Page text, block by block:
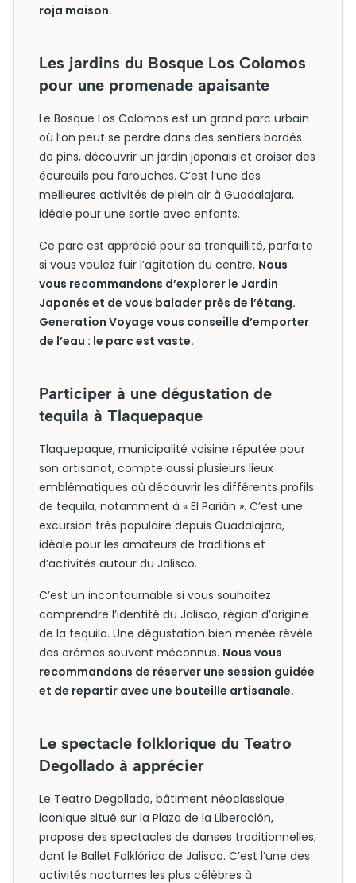
roja maison.
Les jardins du Bosque Los Colomos
pour une promenade apaisante
Le Bosque Los Colomos est un grand parc urbain
où l’on peut se perdre dans des sentiers bordés
de pins, découvrir un jardin japonais et croiser des
écureuils peu farouches. C’est l’une des
meilleures activités de plein air à Guadalajara,
idéale pour une sortie avec enfants.
Ce parc est apprécié pour sa tranquillité, parfaite
si vous voulez fuir l’agitation du centre. Nous
vous recommandons d’explorer le Jardin
Japonés et de vous balader près de l’étang.
Generation Voyage vous conseille d’emporter
de l’eau : le parc est vaste.
Participer à une dégustation de
tequila à Tlaquepaque
Tlaquepaque, municipalité voisine réputée pour
son artisanat, compte aussi plusieurs lieux
emblématiques où découvrir les différents profils
de tequila, notamment à « El Parián ». C’est une
excursion très populaire depuis Guadalajara,
idéale pour les amateurs de traditions et
d’activités autour du Jalisco.
C’est un incontournable si vous souhaitez
comprendre l’identité du Jalisco, région d’origine
de la tequila. Une dégustation bien menée révèle
des arômes souvent méconnus. Nous vous
recommandons de réserver une session guidée
et de repartir avec une bouteille artisanale.
Le spectacle folklorique du Teatro
Degollado à apprécier
Le Teatro Degollado, bâtiment néoclassique
iconique situé sur la Plaza de la Liberación,
propose des spectacles de danses traditionnelles,
dont le Ballet Folklórico de Jalisco. C’est l’une des
activités nocturnes les plus célèbres à